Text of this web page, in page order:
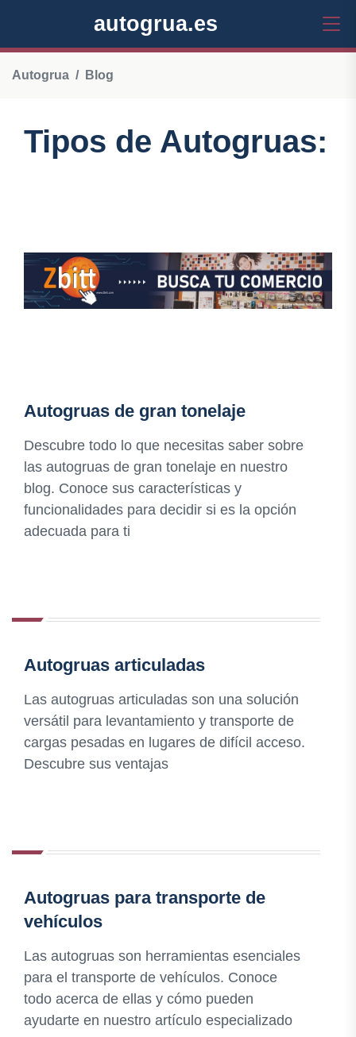
autogrua.es
Autogrua Blog
Tipos de Autogruas:
Autogruas de gran tonelaje
Descubre todo lo que necesitas saber sobre
las autogruas de gran tonelaje en nuestro
blog. Conoce sus características y
funcionalidades para decidir si es la opción
adecuada para ti
Autogruas articuladas
Las autogruas articuladas son una solución
versátil para levantamiento y transporte de
cargas pesadas en lugares de difícil acceso.
Descubre sus ventajas
Autogruas para transporte de
vehículos
Las autogruas son herramientas esenciales
para el transporte de vehículos. Conoce
todo acerca de ellas y cómo pueden
ayudarte en nuestro artículo especializado